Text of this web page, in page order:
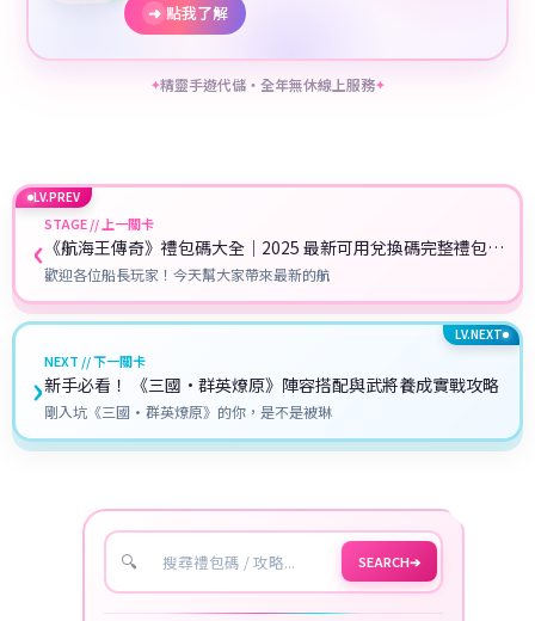
➜ 點我了解
✦精靈手遊代儲・全年無休線上服務✦
LV.PREV
‹STAGE // 上一關卡
《航海王傳奇》禮包碼大全｜2025 最新可用兌換碼完整禮包碼
指南
歡迎各位船長玩家！今天幫大家帶來最新的航
LV.NEXT
NEXT // 下一關卡
新手必看！ 《三國·群英燎原》陣容搭配與武將養成實戰攻略
剛入坑《三國·群英燎原》的你，是不是被琳
›
🔍 SEARCH➔